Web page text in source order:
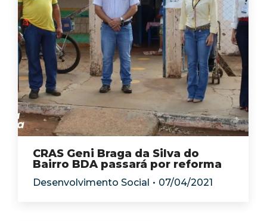
CRAS Geni Braga da Silva do
Bairro BDA passará por reforma
Desenvolvimento Social 07/04/2021